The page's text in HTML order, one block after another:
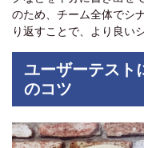
のため、チーム全体でシ
り返すことで、より良い
ユーザーテスト
のコツ